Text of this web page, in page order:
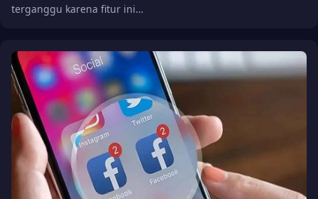
terganggu karena fitur ini…